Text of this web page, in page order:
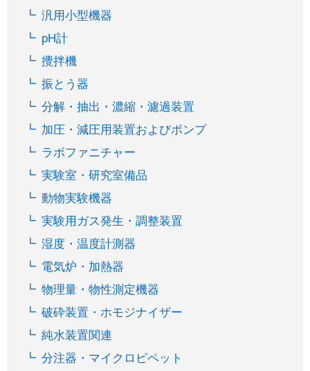
汎用小型機器
pH計
攪拌機
振とう器
分解・抽出・濃縮・濾過装置
加圧・減圧用装置およびポンプ
ラボファニチャー
実験室・研究室備品
動物実験機器
実験用ガス発生・調整装置
湿度・温度計測器
電気炉・加熱器
物理量・物性測定機器
破砕装置・ホモジナイザー
純水装置関連
分注器・マイクロピペット